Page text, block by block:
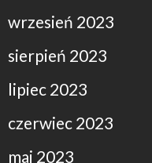
wrzesień 2023
sierpień 2023
lipiec 2023
czerwiec 2023
maj 2023